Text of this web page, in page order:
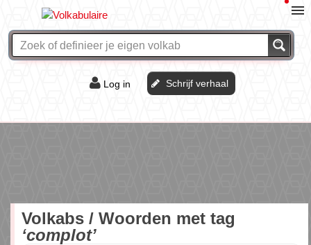
Log in Schrijf verhaal
Volkabs / Woorden met tag
‘complot’